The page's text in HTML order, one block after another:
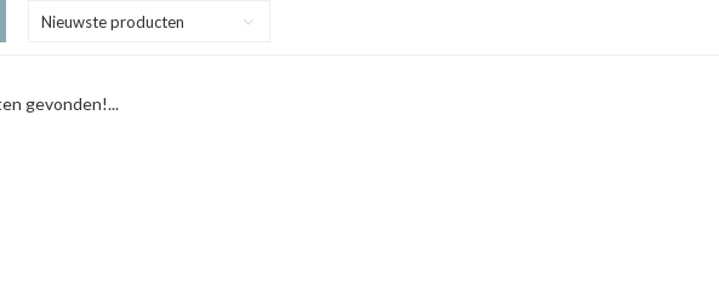
Nieuwste producten
gevonden!...